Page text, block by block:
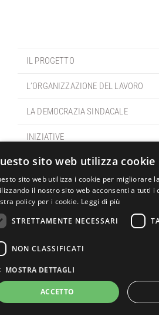
IL PROGETTO
L’ORGANIZZAZIONE DEL LAVORO
LA DEMOCRAZIA SINDACALE
INIZIATIVE
LA COMUNICAZIONE
LA SOCIETÀ
sito web utilizza cookie
sito web utilizza i cookie per migliorare
il nostro sito web acconsenti a tutti i
policy per i cookie. Leggi di più
STRETTAMENTE NECESSARI
NON CLASSIFICATI
MOSTRA DETTAGLI
ACCETTO